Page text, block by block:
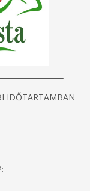
IDŐTARTAMBAN